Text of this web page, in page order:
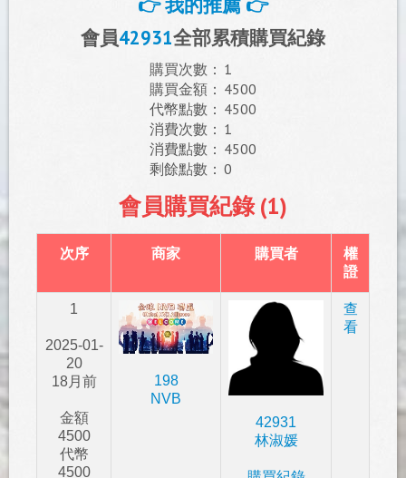
👉 我的推薦 👉
會員42931全部累積購買紀錄
購買次數： 1
購買金額： 4500
代幣點數： 4500
消費次數： 1
消費點數： 4500
剩餘點數： 0
會員購買紀錄 (1)
次序 商家 購買者
權
證
1
2025-01-
20
18月前
金額
4500
代幣
4500
198
NVB
42931
林淑媛
查
看